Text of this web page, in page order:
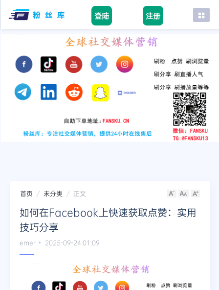
登陆 注册
首页
tiktok
youtube
instagram
首页 未分类 正文
如何在Facebook上快速获取点赞：实用
技巧分享
emer 2025-09-24 01:09